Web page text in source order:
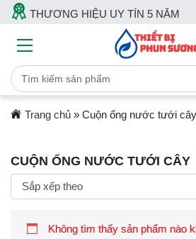
THƯƠNG HIỆU UY TÍN 5 NĂM
Trang chủ» Cuộn ống nước tưới cây
CUỘN ỐNG NƯỚC TƯỚI CÂY
Không tìm thấy sản phẩm nào